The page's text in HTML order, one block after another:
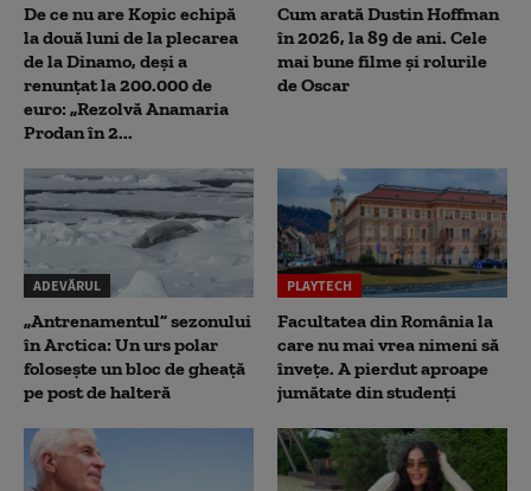
De ce nu are Kopic echipă
la două luni de la plecarea
de la Dinamo, deși a
renunțat la 200.000 de
euro: „Rezolvă Anamaria
Prodan în 2...
Cum arată Dustin Hoffman
în 2026, la 89 de ani. Cele
mai bune filme și rolurile
de Oscar
ADEVĂRUL
„Antrenamentul” sezonului
în Arctica: Un urs polar
folosește un bloc de gheață
pe post de halteră
PLAYTECH
Facultatea din România la
care nu mai vrea nimeni să
înveţe. A pierdut aproape
jumătate din studenţi